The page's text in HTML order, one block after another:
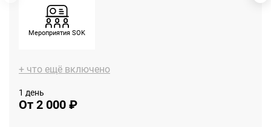
Мероприятия SOK
+ что ещё включено
1 день
От 2 000 ₽